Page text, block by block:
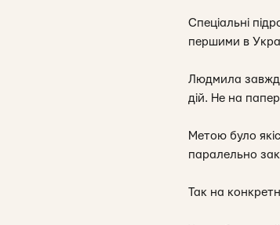
Спеціальні
першими в
Людмила
дій. Не на
Метою було
паралельно
Так на